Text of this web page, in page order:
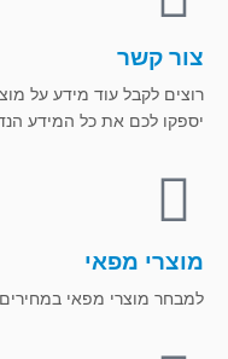
צור קשר
רוצים לקבל עוד מידע על
יספקו לכם את כל המידע
מוצרי מפאי
למבחר מוצרי מפאי